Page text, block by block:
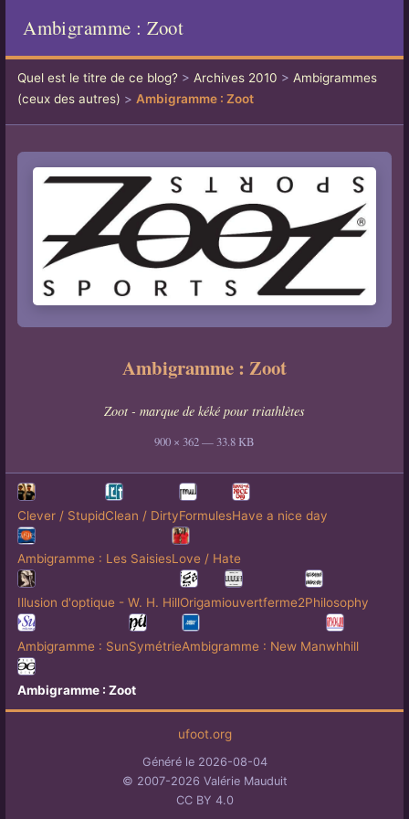
Ambigramme : Zoot
Quel est le titre de ce blog?> Archives 2010 > Ambigrammes
(ceux des autres) > Ambigramme : Zoot
Ambigramme : Zoot
Zoot - marque de kéké pour triathlètes
900 × 362 — 33.8 KB
Clever / StupidClean / DirtyFormulesHave a nice day
Ambigramme : Les SaisiesLove / Hate
Illusion d'optique - W. H. HillOrigamiouvertferme2Philosophy
Ambigramme : SunSymétrieAmbigramme : New Manwhhill
Ambigramme : Zoot
ufoot.org
Généré le 2026-08-04
© 2007-2026 Valérie Mauduit
CC BY 4.0